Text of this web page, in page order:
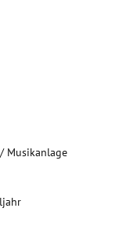
Musikanlage